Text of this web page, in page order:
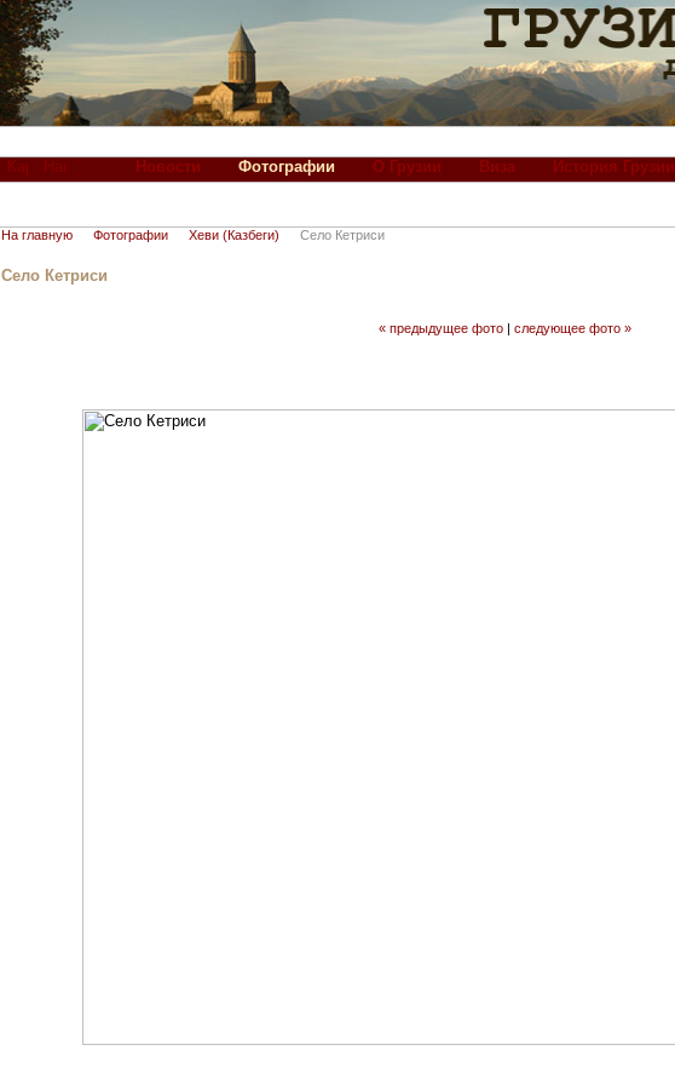
Новости Фотографии О Грузии Виза История Грузии
На главную Фотографии Хеви (Казбеги) Село Кетриси
Село Кетриси
« предыдущее фото | следующее фото »